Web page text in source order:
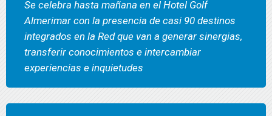
Se celebra hasta mañana en el Hotel Golf
Almerimar con la presencia de casi 90 destinos
integrados en la Red que van a generar sinergias,
transferir conocimientos e intercambiar
experiencias e inquietudes